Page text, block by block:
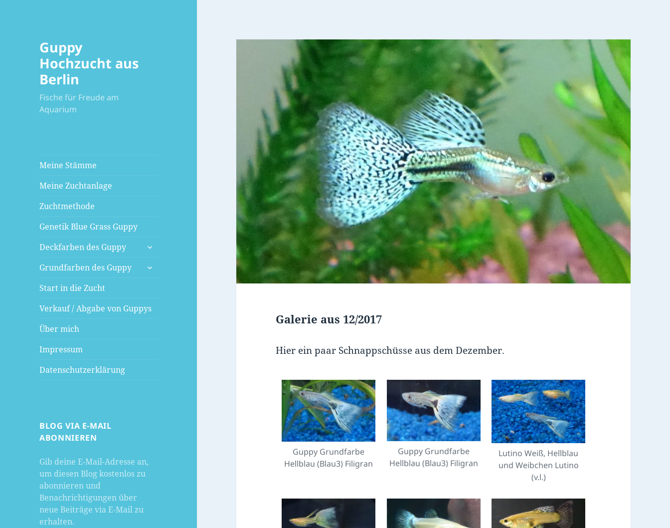
Guppy
Hochzucht aus
Berlin
Fische für Freude am
Aquarium
Meine Stämme
Meine Zuchtanlage
Zuchtmethode
Genetik Blue Grass Guppy
Deckfarben des Guppy
untermenü
Grundfarben des Guppy
untermenü
Start in die Zucht
Verkauf / Abgabe von Guppys
Über mich
Impressum
Datenschutzerklärung
BLOG VIA E-MAIL
ABONNIEREN
Gib deine E-Mail-Adresse an,
um diesen Blog kostenlos zu
abonnieren und
Benachrichtigungen über
neue Beiträge via E-Mail zu
erhalten.
Galerie aus 12/2017
Hier ein paar Schnappschüsse aus dem Dezember.
Guppy Grundfarbe
Hellblau (Blau3) Filigran
Guppy Grundfarbe
Hellblau (Blau3) Filigran
Lutino Weiß, Hellblau
und Weibchen Lutino
(v.l.)